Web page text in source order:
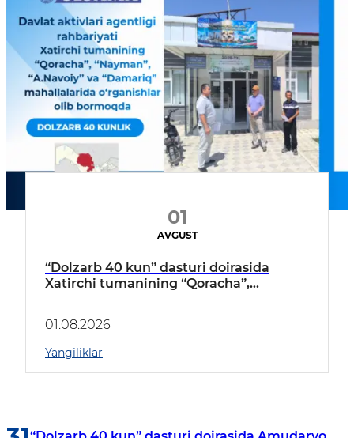
01
AVGUST
“Dolzarb 40 kun” dasturi doirasida
Xatirchi tumanining “Qoracha”,
borildi
01.08.2026
Yangiliklar